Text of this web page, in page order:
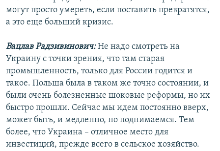
могут просто умереть, если поставить превратятся,
а это еще больший кризис.
Вацлав Радзивинович:Не надо смотреть на
Украину с точки зрения, что там старая
промышленность, только для России годится и
такое. Польша была в таком же точно состоянии, и
были очень болезненные шоковые реформы, но их
быстро прошли. Сейчас мы идем постоянно вверх,
может быть, и медленно, но поднимаемся. Тем
более, что Украина – отличное место для
инвестиций, прежде всего в сельское хозяйство.